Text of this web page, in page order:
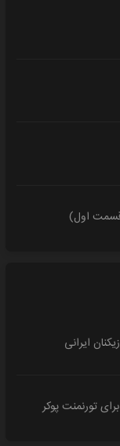
اول)
ایرانی
تورنمنت پوکر